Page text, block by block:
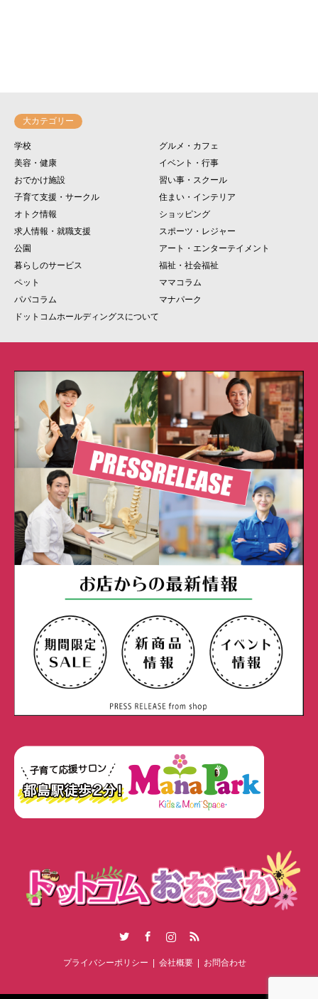
大カテゴリー
学校
グルメ・カフェ
美容・健康
イベント・行事
おでかけ施設
習い事・スクール
子育て支援・サークル
住まい・インテリア
オトク情報
ショッピング
求人情報・就職支援
スポーツ・レジャー
公園
アート・エンターテイメント
暮らしのサービス
福祉・社会福祉
ペット
ママコラム
パパコラム
マナパーク
ドットコムホールディングスについて
RSS
プライバシーポリシー 会社概要 お問合わせ